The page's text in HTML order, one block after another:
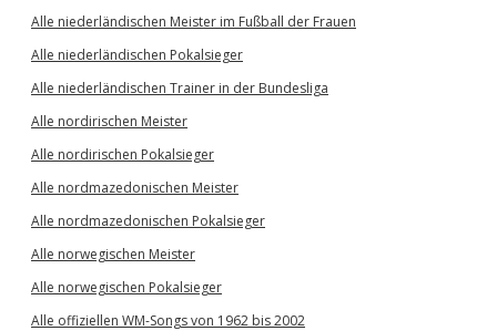
Alle niederländischen Meister im Fußball der Frauen
Alle niederländischen Pokalsieger
Alle niederländischen Trainer in der Bundesliga
Alle nordirischen Meister
Alle nordirischen Pokalsieger
Alle nordmazedonischen Meister
Alle nordmazedonischen Pokalsieger
Alle norwegischen Meister
Alle norwegischen Pokalsieger
Alle offiziellen WM-Songs von 1962 bis 2002